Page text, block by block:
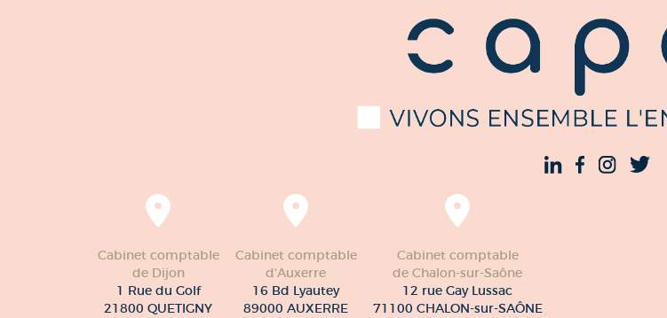
Cabinet comptable
de Dijon
1 Rue du Golf
21800 QUETIGNY
Cabinet comptable
d'Auxerre
16 Bd Lyautey
89000 AUXERRE
Cabinet comptable
de Chalon-sur-Saône
12 rue Gay Lussac
71100 CHALON-sur-SAÔNE